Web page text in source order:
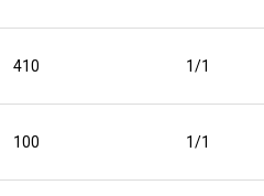
410 1/1
100 1/1